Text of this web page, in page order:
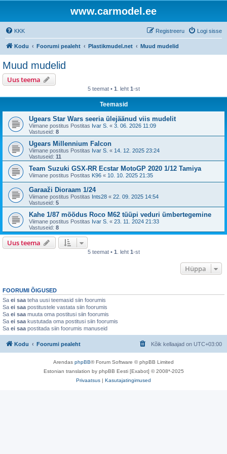
www.carmodel.ee
KKK Logi sisse
Registreeru
Kodu Foorumi pealeht Plastikmudel.net Muud mudelid
Muud mudelid
Uus teema
5 teemat • 1 . leht 1-st
Teemasid
Ugears Star Wars seeria ülejäänud viis mudelit
Viimane postitus Postitas Ivar S. « 3. 06. 2026 11:09
Vastuseid: 8
Ugears Millennium Falcon
Viimane postitus Postitas Ivar S. « 14. 12. 2025 23:24
Vastuseid: 11
Team Suzuki GSX-RR Ecstar MotoGP 2020 1/12 Tamiya
Viimane postitus Postitas K96 « 10. 10. 2025 21:35
Garaaži Dioraam 1/24
Viimane postitus Postitas Ints28 « 22. 09. 2025 14:54
Vastuseid: 5
Kahe 1/87 mõõdus Roco M62 tüüpi veduri ümbertegemine
Viimane postitus Postitas Ivar S. « 23. 11. 2024 21:33
Vastuseid: 8
Uus teema
5 teemat • 1 . leht 1-st
Hüppa
FOORUMI ÕIGUSED
Sa ei saa teha uusi teemasid siin foorumis
Sa ei saa postitustele vastata siin foorumis
Sa ei saa muuta oma postitusi siin foorumis
Sa ei saa kustutada oma postitusi siin foorumis
Sa ei saa postitada siin foorumis manuseid
Kodu Foorumi pealeht Kõik kellaajad on UTC+03:00
Arendas phpBB® Forum Software © phpBB Limited
Estonian translation by phpBB Eesti [Exabot] © 2008*-2025
Privaatsus | Kasutajatingimused